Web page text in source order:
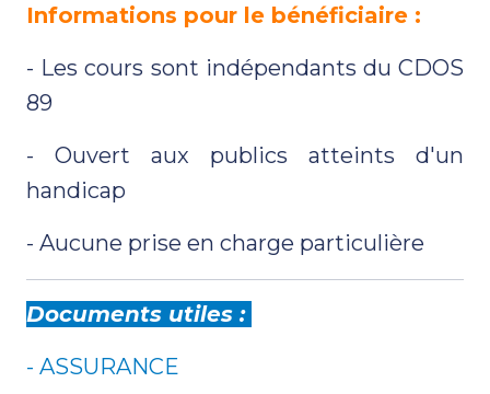
Informations pour le bénéficiaire :
- Les cours sont indépendants du CDOS
89
- Ouvert aux publics atteints d'un
handicap
- Aucune prise en charge particulière
Documents utiles :
- ASSURANCE